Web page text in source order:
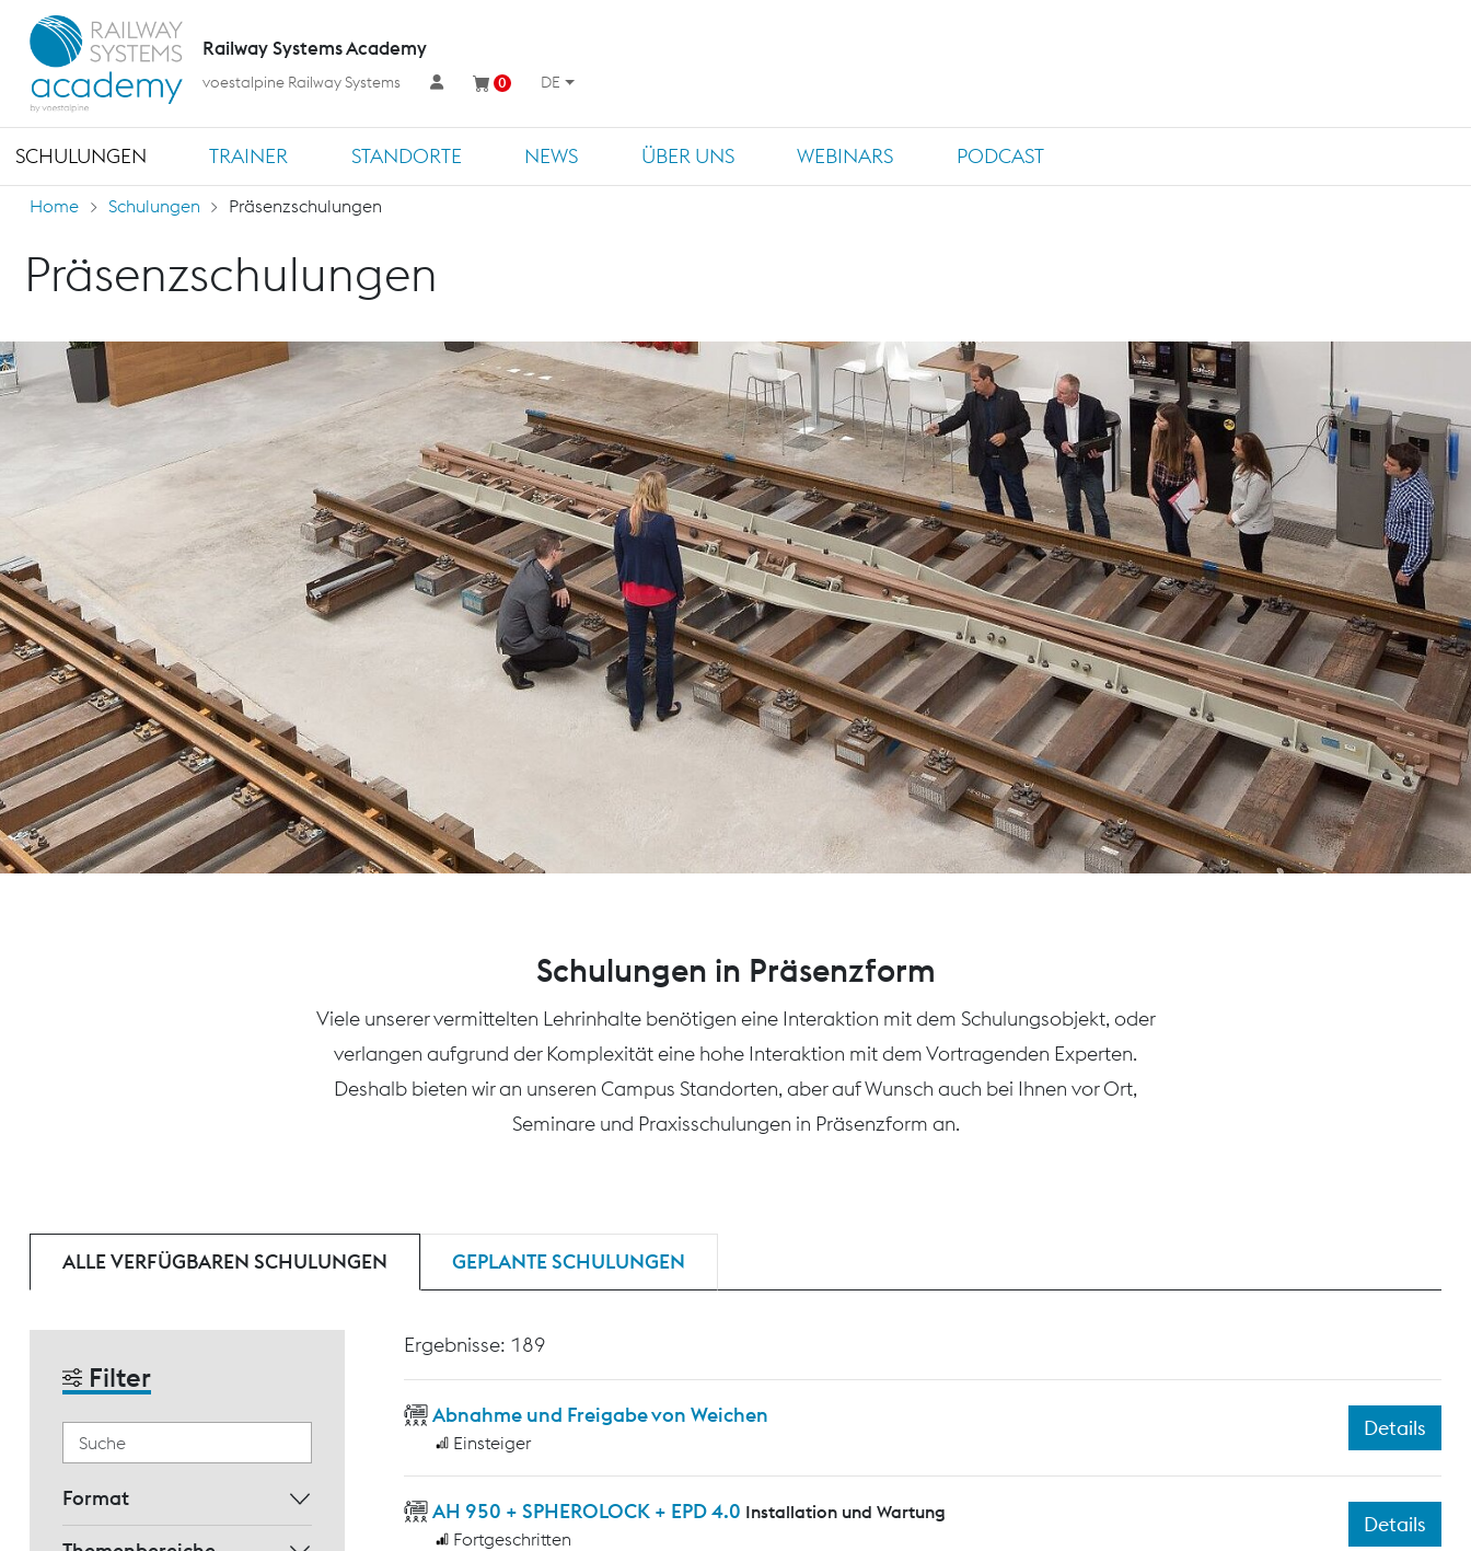
SCHULUNGEN TRAINER STANDORTE NEWS ÜBER UNS WEBINARS PODCAST
Railway Systems Academy
voestalpine Railway Systems 0 DE
Home Schulungen Präsenzschulungen
Präsenzschulungen
Schulungen in Präsenzform
Viele unserer vermittelten Lehrinhalte benötigen eine Interaktion mit dem Schulungsobjekt, oder
verlangen aufgrund der Komplexität eine hohe Interaktion mit dem Vortragenden Experten.
Deshalb bieten wir an unseren Campus Standorten, aber auf Wunsch auch bei Ihnen vor Ort,
Seminare und Praxisschulungen in Präsenzform an.
ALLE VERFÜGBAREN SCHULUNGEN GEPLANTE SCHULUNGEN
Filter
Format
Ergebnisse: 189
Abnahme und Freigabe von Weichen
Einsteiger
Details
AH 950 + SPHEROLOCK + EPD 4.0 Installation und Wartung
Fortgeschritten
Details